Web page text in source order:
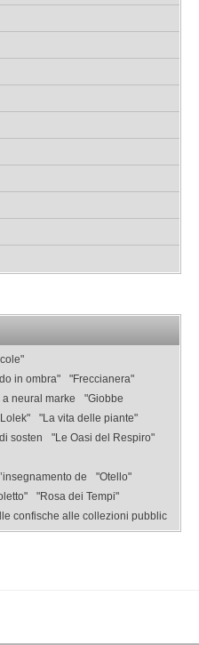
in ombra"
"Freccianera"
neural marke
"Giobbe
"La vita delle piante"
sosten
"Le Oasi del Respiro"
de
"Otello"
"Rosa dei Tempi"
confische alle collezioni pubblic